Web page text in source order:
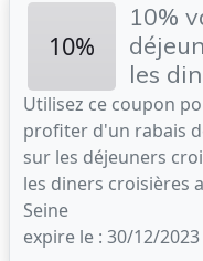
10%
10%
les
Utilisez ce coupon
profiter d'un rabais
sur les déjeuners
les diners croisières
Seine
expire le : 30/12/2023